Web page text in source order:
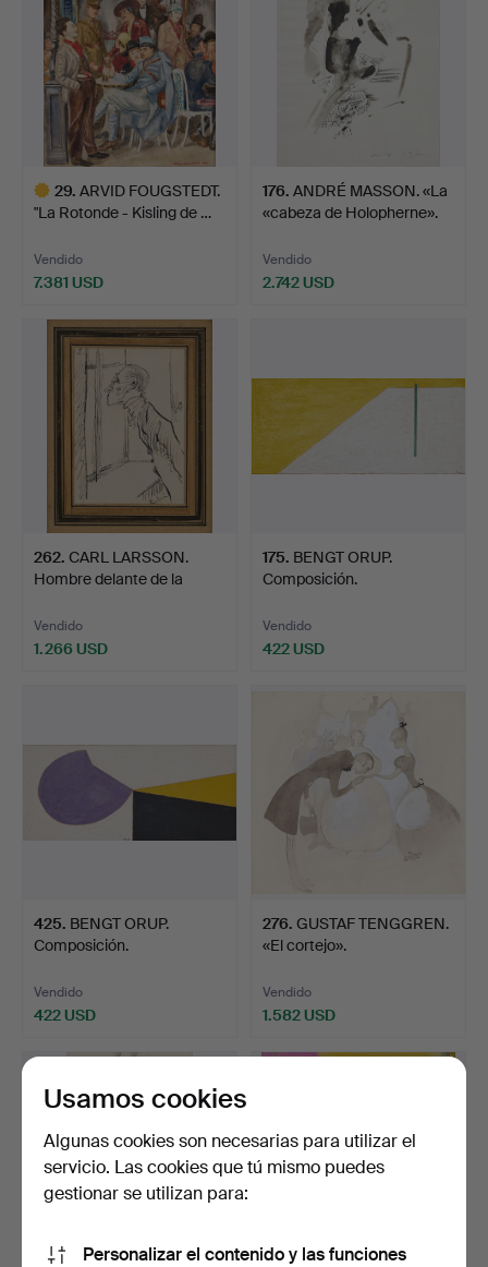
29. ARVID FOUGSTEDT.
"La Rotonde - Kisling de …
Vendido
7.381 USD
seleccionado
176. ANDRÉ MASSON. «La
«cabeza de Holopherne».
Vendido
2.742 USD
262. CARL LARSSON.
Hombre delante de la
Vendido
1.266 USD
175. BENGT ORUP.
Composición.
Vendido
422 USD
425. BENGT ORUP.
Composición.
Vendido
422 USD
276. GUSTAF TENGGREN.
«El cortejo».
Vendido
1.582 USD
Usamos cookies
Algunas cookies son necesarias para utilizar el
servicio. Las cookies que tú mismo puedes
gestionar se utilizan para:
Personalizar el contenido y las funciones